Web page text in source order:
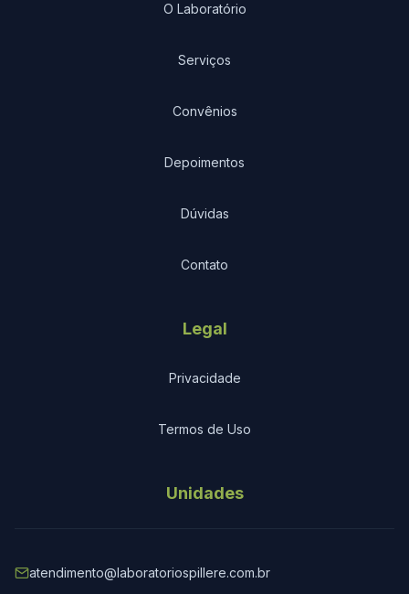
O Laboratório
Serviços
Convênios
Depoimentos
Dúvidas
Contato
Legal
Privacidade
Termos de Uso
Unidades
atendimento@laboratoriospillere.com.br